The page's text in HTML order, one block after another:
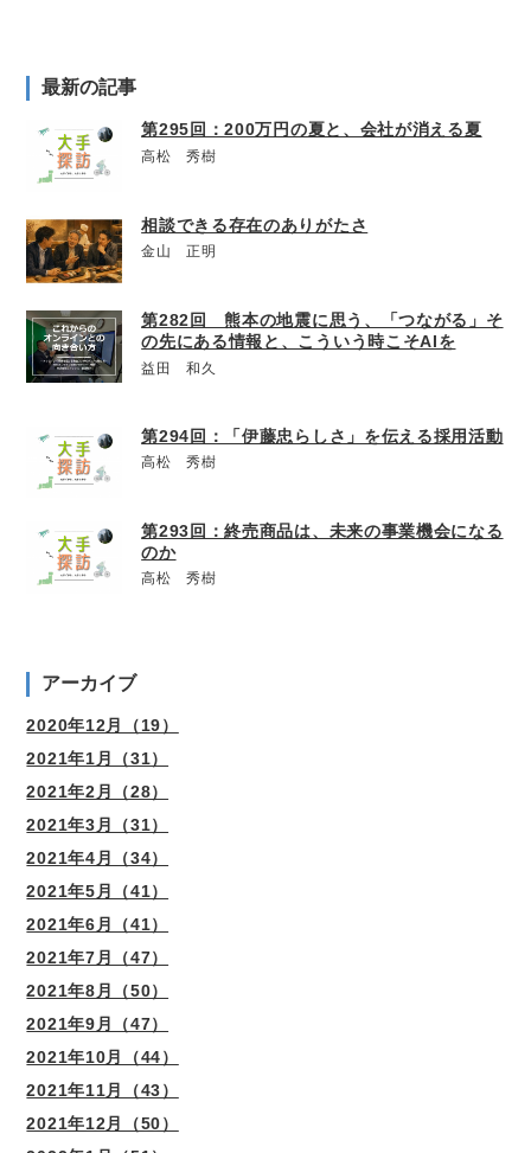
最新の記事
第295回：200万円の夏と、会社が消える夏
高松 秀樹
相談できる存在のありがたさ
金山 正明
第282回 熊本の地震に思う、「つながる」そ
の先にある情報と、こういう時こそAIを
益田 和久
第294回：「伊藤忠らしさ」を伝える採用活動
高松 秀樹
第293回：終売商品は、未来の事業機会になる
のか
高松 秀樹
アーカイブ
2020年12月（19）
2021年1月（31）
2021年2月（28）
2021年3月（31）
2021年4月（34）
2021年5月（41）
2021年6月（41）
2021年7月（47）
2021年8月（50）
2021年9月（47）
2021年10月（44）
2021年11月（43）
2021年12月（50）